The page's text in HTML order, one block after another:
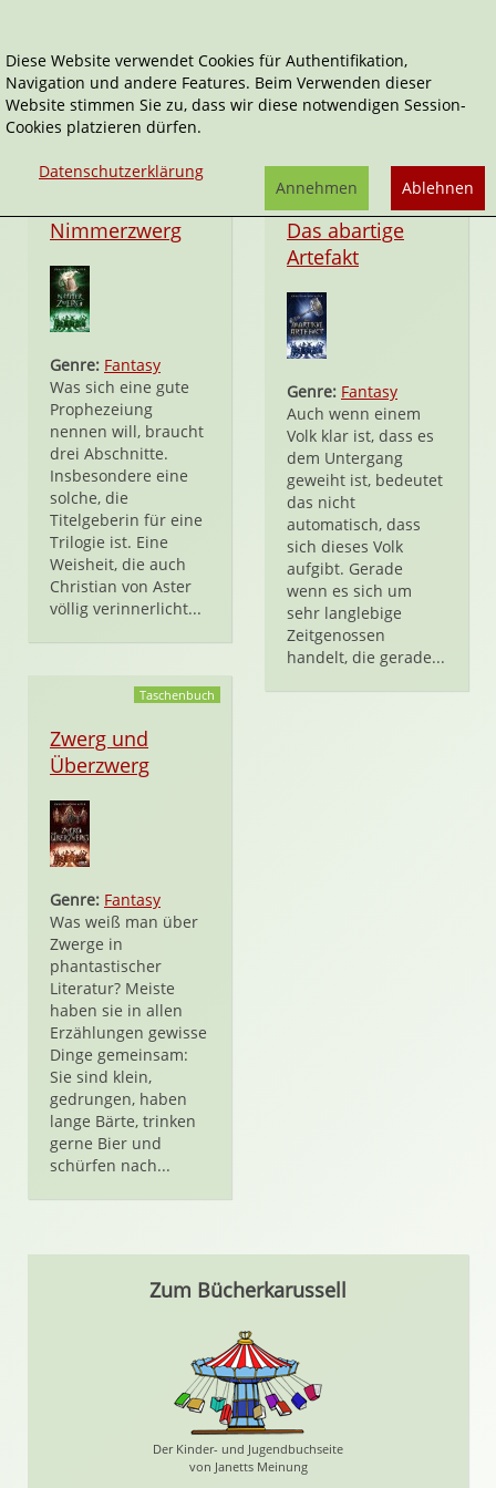
Die große Erzferkelprophezeiung
Nimmerzwerg
Genre: Fantasy
Was sich eine gute
Prophezeiung
nennen will, braucht
drei Abschnitte.
Insbesondere eine
solche, die
Titelgeberin für eine
Trilogie ist. Eine
Weisheit, die auch
Christian von Aster
völlig verinnerlicht...
Taschenbuch
Das abartige
Artefakt
Genre: Fantasy
Auch wenn einem
Volk klar ist, dass es
dem Untergang
geweiht ist, bedeutet
das nicht
automatisch, dass
sich dieses Volk
aufgibt. Gerade
wenn es sich um
sehr langlebige
Zeitgenossen
handelt, die gerade...
Taschenbuch
Zwerg und
Überzwerg
Genre: Fantasy
Was weiß man über
Zwerge in
phantastischer
Literatur? Meiste
haben sie in allen
Erzählungen gewisse
Dinge gemeinsam:
Sie sind klein,
gedrungen, haben
lange Bärte, trinken
gerne Bier und
schürfen nach...
Zum Bücherkarussell
Der Kinder- und Jugendbuchseite
von Janetts Meinung
Diese Website verwendet Cookies für Authentifikation,
Navigation und andere Features. Beim Verwenden dieser
Website stimmen Sie zu, dass wir diese notwendigen Session-
Cookies platzieren dürfen.
Datenschutzerklärung
Ablehnen
Annehmen